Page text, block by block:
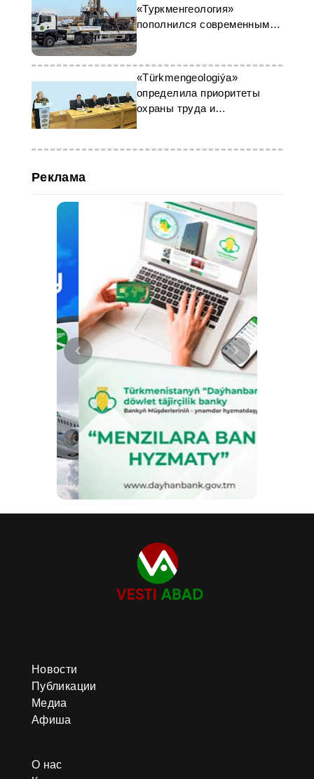
«Туркменгеология»
пополнился современными
тягачами «Sitrak»
«Türkmengeologiýa»
определила приоритеты
охраны труда и
безопасности на 2026 год
Реклама
Новости
Публикации
Медиа
Афиша
О нас